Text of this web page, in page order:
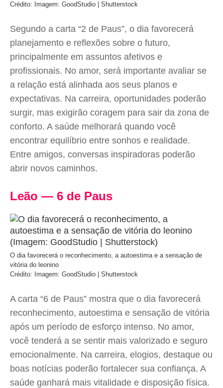
Crédito: Imagem: GoodStudio | Shutterstock
Segundo a carta “2 de Paus”, o dia favorecerá
planejamento e reflexões sobre o futuro,
principalmente em assuntos afetivos e
profissionais. No amor, será importante avaliar se
a relação está alinhada aos seus planos e
expectativas. Na carreira, oportunidades poderão
surgir, mas exigirão coragem para sair da zona de
conforto. A saúde melhorará quando você
encontrar equilíbrio entre sonhos e realidade.
Entre amigos, conversas inspiradoras poderão
abrir novos caminhos.
Leão — 6 de Paus
O dia favorecerá o reconhecimento, a autoestima e a sensação de
vitória do leonino
Crédito: Imagem: GoodStudio | Shutterstock
A carta “6 de Paus” mostra que o dia favorecerá
reconhecimento, autoestima e sensação de vitória
após um período de esforço intenso. No amor,
você tenderá a se sentir mais valorizado e seguro
emocionalmente. Na carreira, elogios, destaque ou
boas notícias poderão fortalecer sua confiança. A
saúde ganhará mais vitalidade e disposição física.